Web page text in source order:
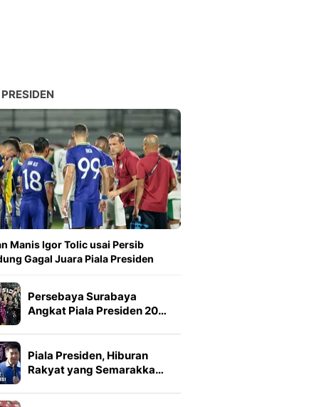
Manis Igor Tolic usai Persib
Gagal Juara Piala Presiden
Persebaya Surabaya
Angkat Piala Presiden 20…
Piala Presiden, Hiburan
Rakyat yang Semarakka…